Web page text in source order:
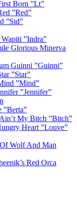
Born ”Lt”
”Red”
”Sid”
”Indra”
Glorious Minerva
Guinni ”Guinni”
”Star”
”Mind”
”Jennifer”
”Berta”
My Bitch ”Bitch”
Heart ”Louve”
Wolf And Man
Red Orca